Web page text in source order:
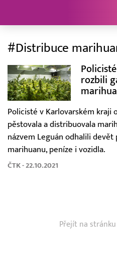
#Distribuce
rozbili
Policisté v Karlovarském kraji
pěstovala a distribuovala
názvem Leguán odhalili
marihuanu, peníze i vozidla.
ČTK - 22.10.2021